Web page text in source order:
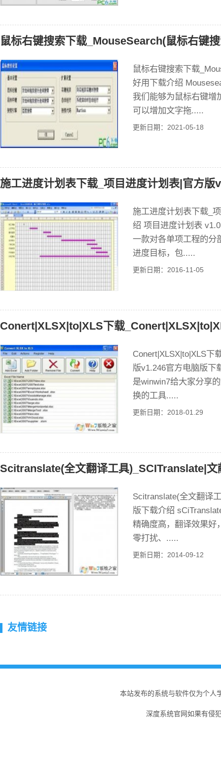
鼠标右键搜索下载_MouseSearch(鼠标右键
鼠标右键搜索下载
好用下载介绍
我们能够为鼠标右键增
可以增加文字拖.....
更新日期：2021-05-18
施工进度计划表下载_项目进度计划表|官方版
施工进度计划表下载_
绍 项目进度计划表
一款对各单项工程的分
进度目标，包.....
更新日期：2016-11-05
Conert|XLSX|to|XLS下载
Conert|XLSX|to|XLS下
版v1.246官方电脑版
是winwin7给大家分享
换的工具.....
更新日期：2018-01.29
Scitranslate(全文翻译工具)_SCITranslate|文
Scitranslate(全文翻译
版下载介绍
精确度高，翻译效果好
零打扰、.....
更新日期：2014-09-12
友情链接
本站发布的系统与软件仅为个人
深度系统官网如果有侵